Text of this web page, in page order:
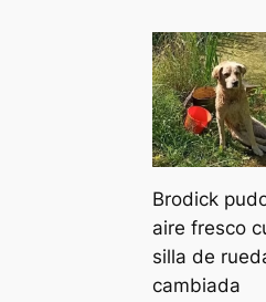
Brodick
aire fresco
silla de
cambiada